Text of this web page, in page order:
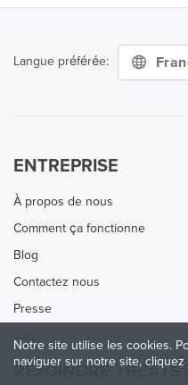
Langue préférée:
ENTREPRISE
À propos de nous
Comment ça fonctionne
Blog
Contactez nous
Presse
REJOINDRE
Notre site utilise les cookies.
naviguer sur notre site,